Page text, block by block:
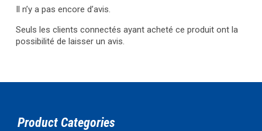
Il n’y a pas encore d’avis.
Seuls les clients connectés ayant acheté ce produit ont la
possibilité de laisser un avis.
Product Categories